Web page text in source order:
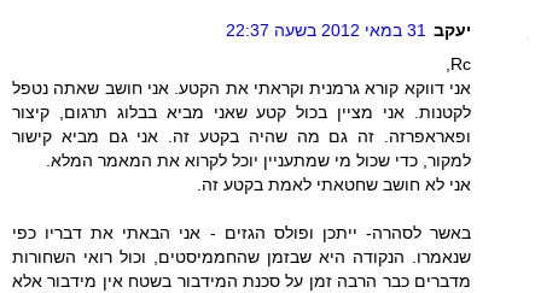
יעקב 31 במאי 2012 בשעה 22:37
Rc,
אני דווקא קורא גרמנית וקראתי את הקטע. אני חושב שאתה נטפל
לקטנות. אני מציין בכול קטע שאני מביא בבלוג תרגום, קיצור
ופאראפרזה. זה גם מה שהיה בקטע זה. אני גם מביא קישור
למקור, כדי שכול מי שמתעניין יוכל לקרוא את המאמר המלא.
אני לא חושב שחטאתי לאמת בקטע זה.
באשר לסהרה- ייתכן ופולס הגזים - אני הבאתי את דבריו כפי
שנאמרו. הנקודה היא שבזמן שהחממיסטים, וכול רואי השחורות
מדברים כבר הרבה זמן על סכנת המידבור בשטח אין מידבור אלא